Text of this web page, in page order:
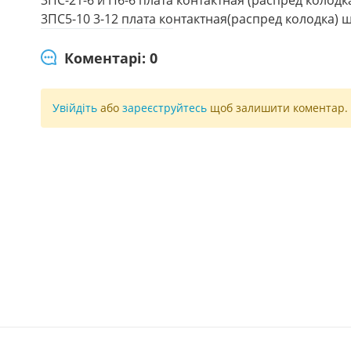
3ПС5-10 3-12 плата контактная(распред колодка)
Коментарі: 0
Увійдіть або зареєструйтесь щоб залишити коментар.